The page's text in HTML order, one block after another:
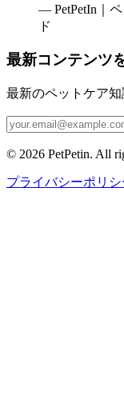
— PetPetIn｜
ド
最新コンテンツ
最新のペットケア
© 2026 PetPetin. All
プライバシーポリシ